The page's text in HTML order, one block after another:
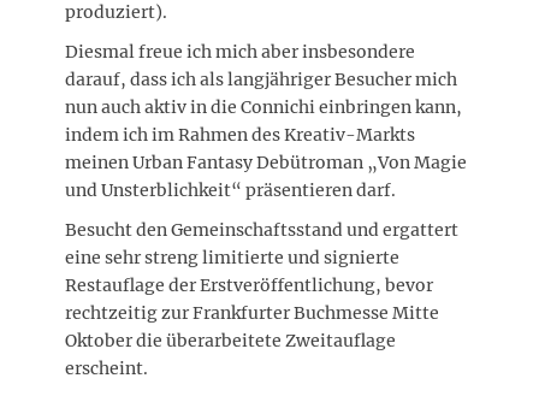
produziert).
Diesmal freue ich mich aber insbesondere
darauf, dass ich als langjähriger Besucher mich
nun auch aktiv in die Connichi einbringen kann,
indem ich im Rahmen des Kreativ-Markts
meinen Urban Fantasy Debütroman „Von Magie
und Unsterblichkeit“ präsentieren darf.
Besucht den Gemeinschaftsstand und ergattert
eine sehr streng limitierte und signierte
Restauflage der Erstveröffentlichung, bevor
rechtzeitig zur Frankfurter Buchmesse Mitte
Oktober die überarbeitete Zweitauflage
erscheint.